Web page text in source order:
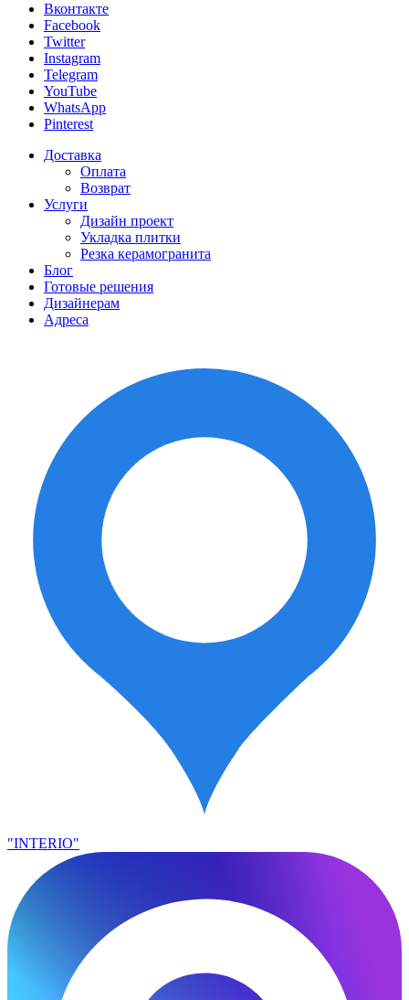
Вконтакте
Facebook
Twitter
Instagram
Telegram
YouTube
WhatsApp
Pinterest
Доставка
Оплата
Возврат
Услуги
Дизайн проект
Укладка плитки
Резка керамогранита
Блог
Готовые решения
Дизайнерам
Адреса
"INTERIO"